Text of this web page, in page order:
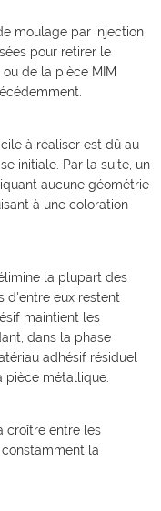
moulage par injection
pour retirer le
de la pièce MIM
à réaliser est dû au
initiale. Par la suite, un
aucune géométrie
à une coloration
la plupart des
d'entre eux restent
maintient les
dans la phase
adhésif résiduel
pièce métallique.
croître entre les
la